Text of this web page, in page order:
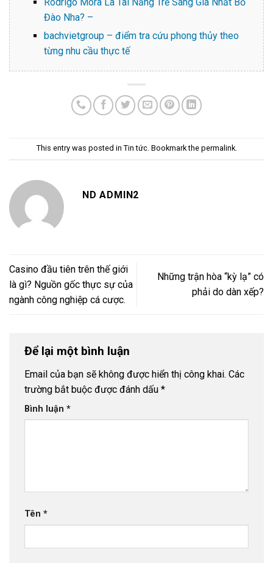
Đào Nha? –
bachvietgroup – điểm tra cứu phong thủy theo
từng nhu cầu thực tế
This entry was posted in Tin tức. Bookmark the permalink.
ND ADMIN2
Casino đầu tiên trên thế giới
là gì? Nguồn gốc thực sự của
ngành công nghiệp cá cược.
Những trận hòa “kỳ lạ” có
phải do dàn xếp?
Để lại một bình luận
Email của bạn sẽ không được hiển thị công khai. Các
trường bắt buộc được đánh dấu *
Bình luận *
Tên *